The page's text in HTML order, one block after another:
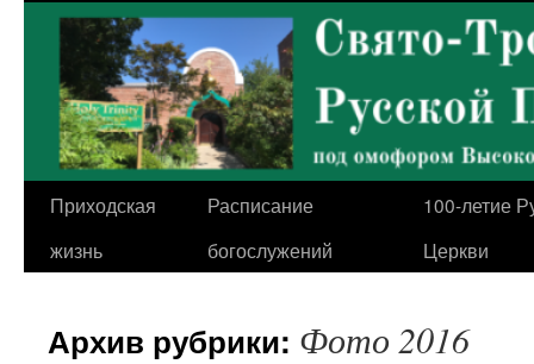
содержимому
Приходская
жизнь
Расписание
богослужений
100-летие
Церкви
Архив рубрики: Фото 2016